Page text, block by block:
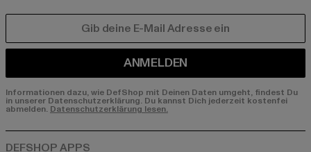
ANMELDEN
Informationen dazu, wie DefShop mit Deinen Daten umgeht, findest Du
in unserer Datenschutzerklärung. Du kannst Dich jederzeit kostenfei
abmelden. Datenschutzerklärung lesen.